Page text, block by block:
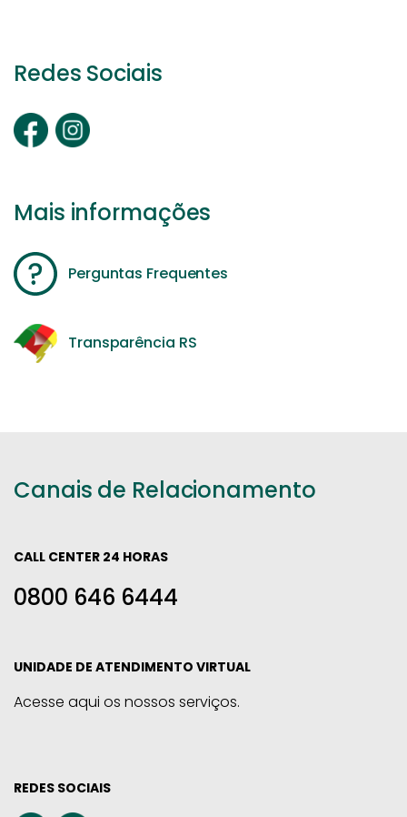
Redes Sociais
Mais informações
Perguntas Frequentes
Transparência RS
Canais de Relacionamento
CALL CENTER 24 HORAS
0800 646 6444
UNIDADE DE ATENDIMENTO VIRTUAL
Acesse aqui os nossos serviços.
REDES SOCIAIS